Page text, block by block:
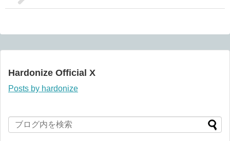
Hardonize Official X
Posts by hardonize